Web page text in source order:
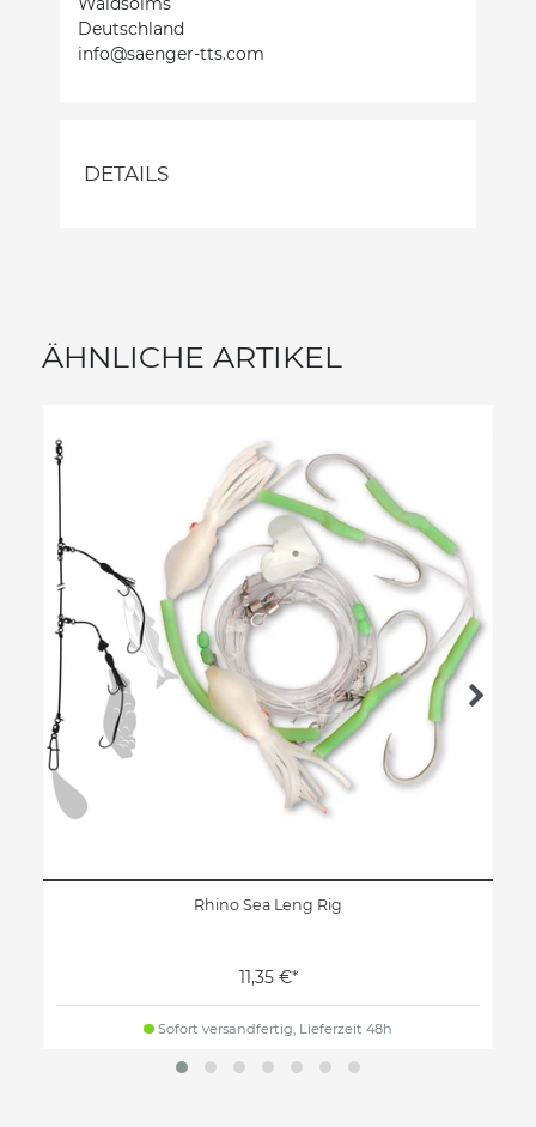
Deutschland
info@saenger-tts.com
DETAILS
ÄHNLICHE ARTIKEL
Rhino Sea Leng Rig
11,35 €*
Sofort versandfertig, Lieferzeit 48h